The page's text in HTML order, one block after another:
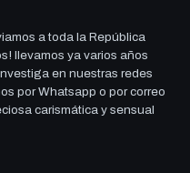
a toda la República
llevamos ya varios años
en nuestras redes
por Whatsapp o por correo
carismática y sensual